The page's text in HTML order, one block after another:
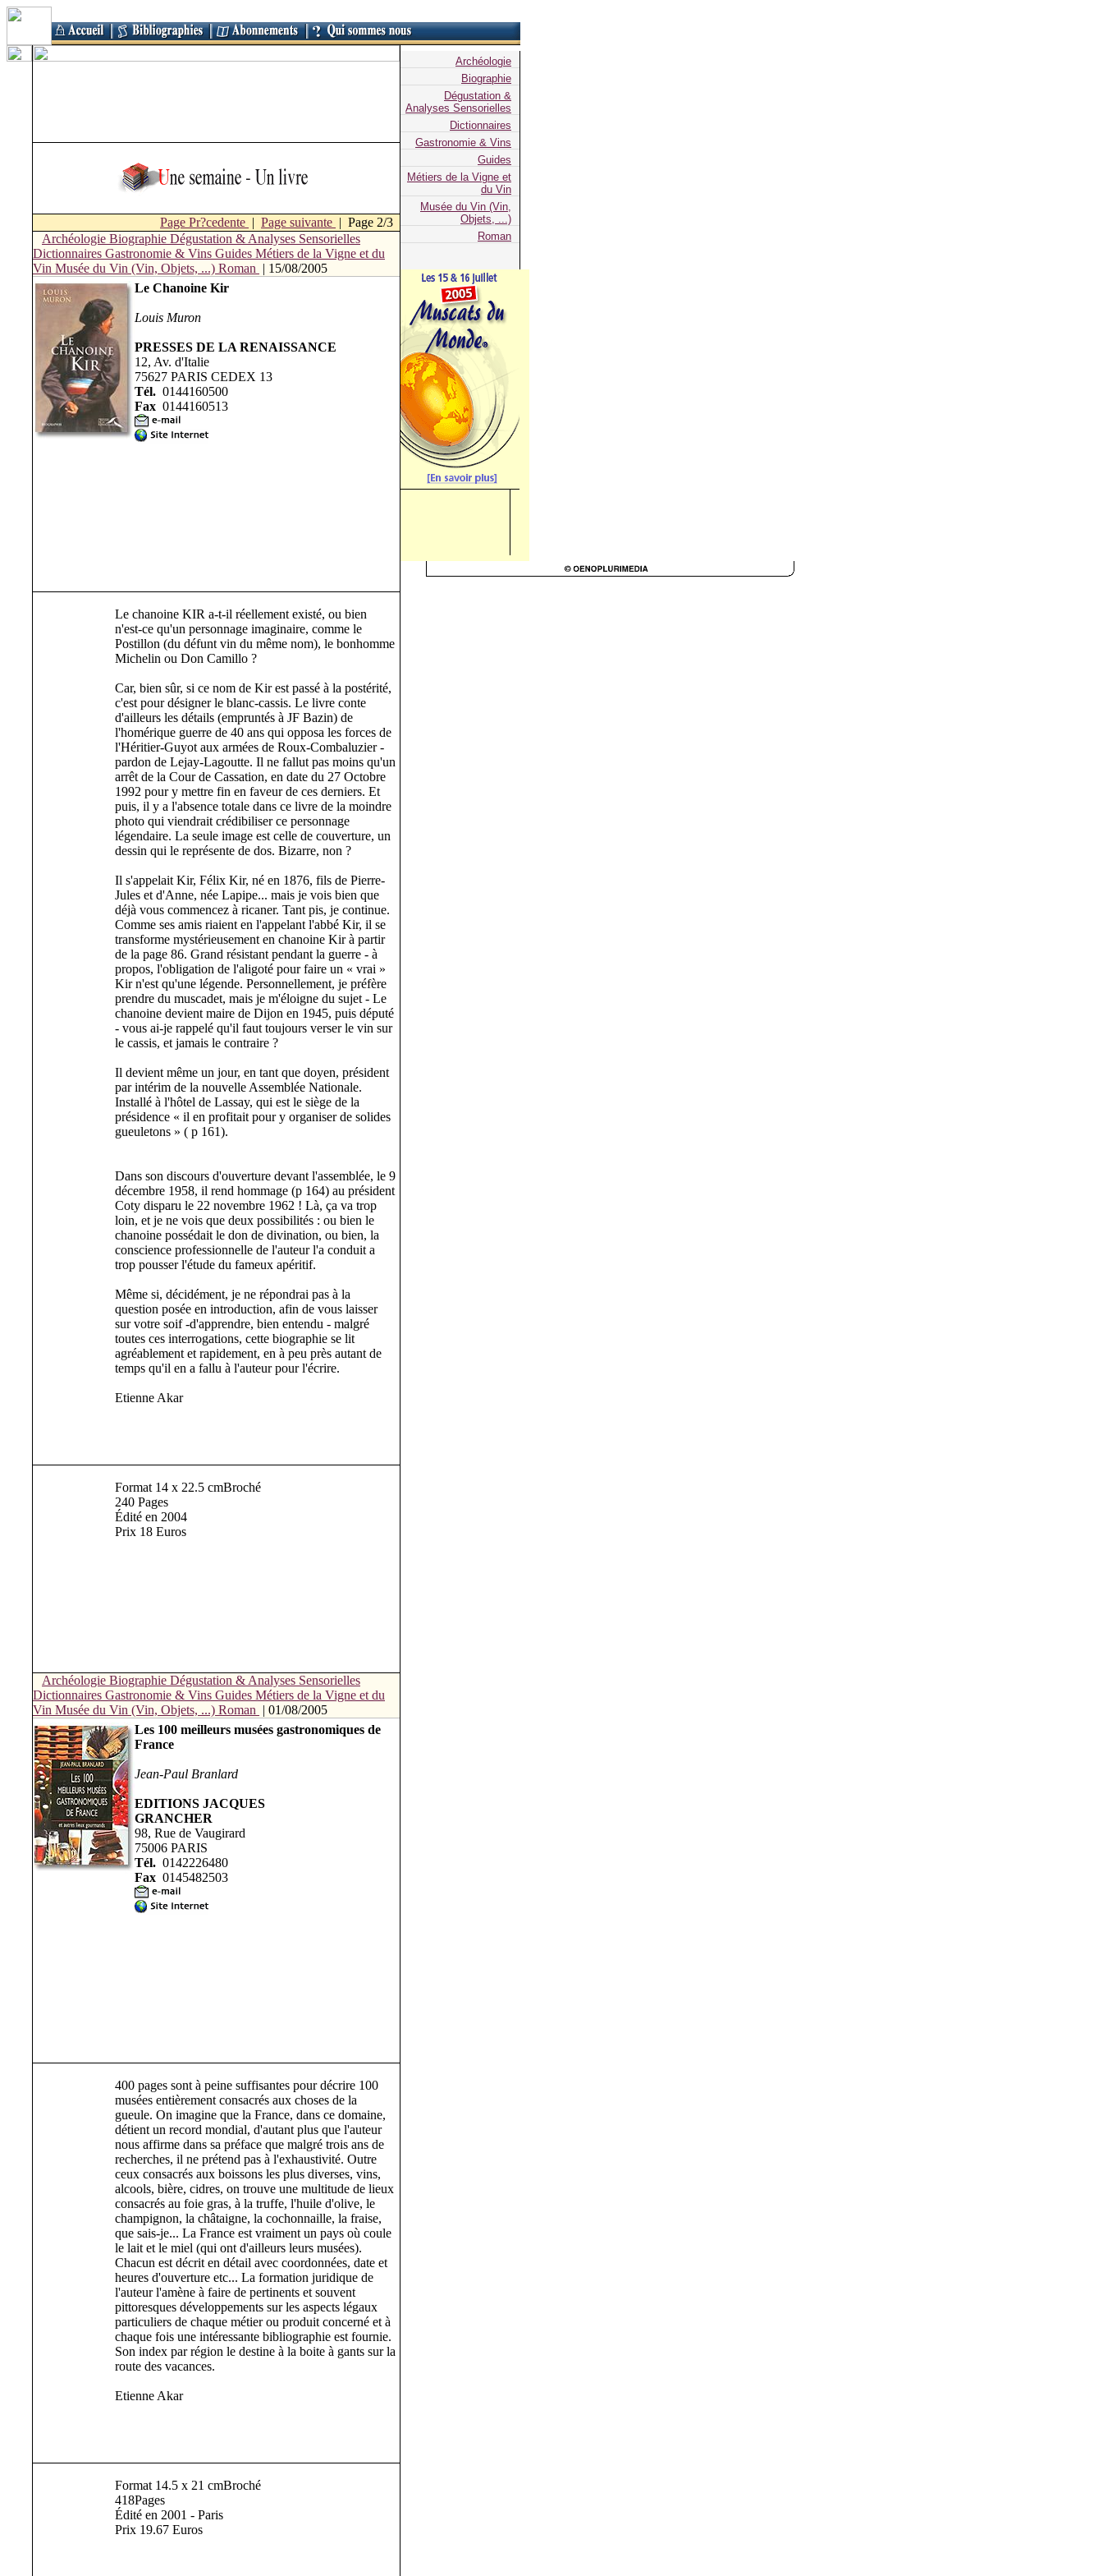
Page Pr?cedente | Page suivante | Page 2/3
Archéologie Biographie Dégustation & Analyses Sensorielles
Dictionnaires Gastronomie & Vins Guides Métiers de la Vigne et du
Vin Musée du Vin (Vin, Objets, ...) Roman | 15/08/2005
Le Chanoine Kir
Louis Muron
PRESSES DE LA RENAISSANCE
12, Av. d'Italie
75627 PARIS CEDEX 13
Tél. 0144160500
Fax 0144160513
Le chanoine KIR a-t-il réellement existé, ou bien
n'est-ce qu'un personnage imaginaire, comme le
Postillon (du défunt vin du même nom), le bonhomme
Michelin ou Don Camillo ?
Car, bien sûr, si ce nom de Kir est passé à la postérité,
c'est pour désigner le blanc-cassis. Le livre conte
d'ailleurs les détails (empruntés à JF Bazin) de
l'homérique guerre de 40 ans qui opposa les forces de
l'Héritier-Guyot aux armées de Roux-Combaluzier -
pardon de Lejay-Lagoutte. Il ne fallut pas moins qu'un
arrêt de la Cour de Cassation, en date du 27 Octobre
1992 pour y mettre fin en faveur de ces derniers. Et
puis, il y a l'absence totale dans ce livre de la moindre
photo qui viendrait crédibiliser ce personnage
légendaire. La seule image est celle de couverture, un
dessin qui le représente de dos. Bizarre, non ?
Il s'appelait Kir, Félix Kir, né en 1876, fils de Pierre-
Jules et d'Anne, née Lapipe... mais je vois bien que
déjà vous commencez à ricaner. Tant pis, je continue.
Comme ses amis riaient en l'appelant l'abbé Kir, il se
transforme mystérieusement en chanoine Kir à partir
de la page 86. Grand résistant pendant la guerre - à
propos, l'obligation de l'aligoté pour faire un « vrai »
Kir n'est qu'une légende. Personnellement, je préfère
prendre du muscadet, mais je m'éloigne du sujet - Le
chanoine devient maire de Dijon en 1945, puis député
- vous ai-je rappelé qu'il faut toujours verser le vin sur
le cassis, et jamais le contraire ?
Il devient même un jour, en tant que doyen, président
par intérim de la nouvelle Assemblée Nationale.
Installé à l'hôtel de Lassay, qui est le siège de la
présidence « il en profitait pour y organiser de solides
gueuletons » ( p 161).
Dans son discours d'ouverture devant l'assemblée, le 9
décembre 1958, il rend hommage (p 164) au président
Coty disparu le 22 novembre 1962 ! Là, ça va trop
loin, et je ne vois que deux possibilités : ou bien le
chanoine possédait le don de divination, ou bien, la
conscience professionnelle de l'auteur l'a conduit a
trop pousser l'étude du fameux apéritif.
Même si, décidément, je ne répondrai pas à la
question posée en introduction, afin de vous laisser
sur votre soif -d'apprendre, bien entendu - malgré
toutes ces interrogations, cette biographie se lit
agréablement et rapidement, en à peu près autant de
temps qu'il en a fallu à l'auteur pour l'écrire.
Etienne Akar
Format 14 x 22.5 cmBroché
240 Pages
Édité en 2004
Prix 18 Euros
Archéologie Biographie Dégustation & Analyses Sensorielles
Dictionnaires Gastronomie & Vins Guides Métiers de la Vigne et du
Vin Musée du Vin (Vin, Objets, ...) Roman | 01/08/2005
Les 100 meilleurs musées gastronomiques de
France
Jean-Paul Branlard
EDITIONS JACQUES
GRANCHER
98, Rue de Vaugirard
75006 PARIS
Tél. 0142226480
Fax 0145482503
400 pages sont à peine suffisantes pour décrire 100
musées entièrement consacrés aux choses de la
gueule. On imagine que la France, dans ce domaine,
détient un record mondial, d'autant plus que l'auteur
nous affirme dans sa préface que malgré trois ans de
recherches, il ne prétend pas à l'exhaustivité. Outre
ceux consacrés aux boissons les plus diverses, vins,
alcools, bière, cidres, on trouve une multitude de lieux
consacrés au foie gras, à la truffe, l'huile d'olive, le
champignon, la châtaigne, la cochonnaille, la fraise,
que sais-je... La France est vraiment un pays où coule
le lait et le miel (qui ont d'ailleurs leurs musées).
Chacun est décrit en détail avec coordonnées, date et
heures d'ouverture etc... La formation juridique de
l'auteur l'amène à faire de pertinents et souvent
pittoresques développements sur les aspects légaux
particuliers de chaque métier ou produit concerné et à
chaque fois une intéressante bibliographie est fournie.
Son index par région le destine à la boite à gants sur la
route des vacances.
Etienne Akar
Format 14.5 x 21 cmBroché
418Pages
Édité en 2001 - Paris
Prix 19.67 Euros
Archéologie
Biographie
Dégustation &
Analyses Sensorielles
Dictionnaires
Gastronomie & Vins
Guides
Métiers de la Vigne et
du Vin
Musée du Vin (Vin,
Objets, ...)
Roman